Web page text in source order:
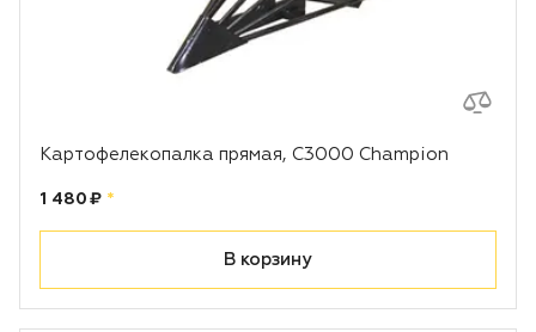
Картофелекопалка прямая, С3000 Champion
Цена:
1 480 ₽ рублей
*
В корзину